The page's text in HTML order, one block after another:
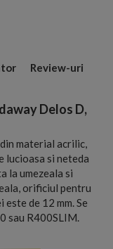
Review-uri
Delos D,
material acrilic,
lucioasa si neteda
la umezeala si
orificiul pentru
de 12 mm. Se
sau R400SLIM.